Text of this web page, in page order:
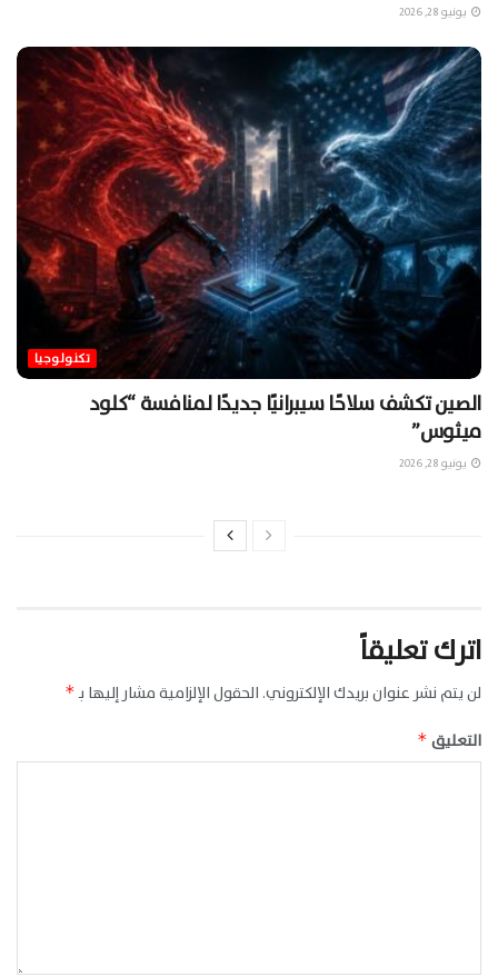
يونيو 28, 2026
تكنولوجيا
الصين تكشف سلاحًا سيبرانيًا جديدًا لمنافسة “كلود
ميثوس”
يونيو 28, 2026
اترك تعليقاً
لن يتم نشر عنوان بريدك الإلكتروني. الحقول الإلزامية مشار إليها بـ*
التعليق *